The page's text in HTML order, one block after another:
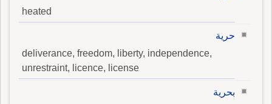
heated
حرية
deliverance, freedom, liberty, independence,
unrestraint, licence, license
بحرية